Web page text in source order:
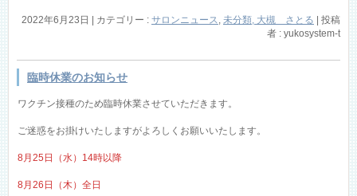
2022年6月23日 カテゴリー : サロンニュース, 未分類, 大槻 さとる
投稿
者 : yukosystem-t
臨時休業のお知らせ
ワクチン接種のため臨時休業させていただきます。
ご迷惑をお掛けいたしますがよろしくお願いいたします。
8月25日（水）14時以降
8月26日（木）全日